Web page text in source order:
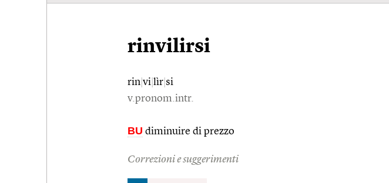
rinvilirsi
rin vi lìr si
v.pronom.intr.
BU diminuire di prezzo
Correzioni e suggerimenti